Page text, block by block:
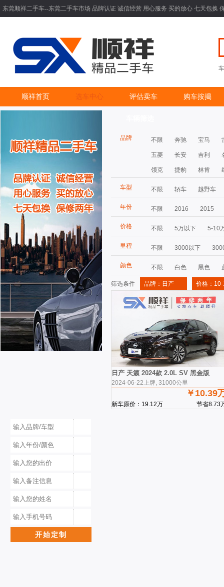
东莞顺祥二手车--东莞二手车市场 品牌认证 诚信经营 用心服务 买的放心 七天包换
顺祥首页 选车中心 评估卖车 购车按揭
品牌 不限 奔驰 宝马
五菱 长安 吉利
领克 捷豹 林肯
车型 不限 轿车 越野车
年份 不限 2016 2015
价格 不限 5万以下 5-10
里程 不限 3000以下
颜色 不限 白色 黑色
筛选条件 品牌：日产 价格：
日产 天籁 2024款 2.0L SV 黑金版
2024-06-22上牌, 31000公里
￥10.39
新车原价：19.12万 节省8.73